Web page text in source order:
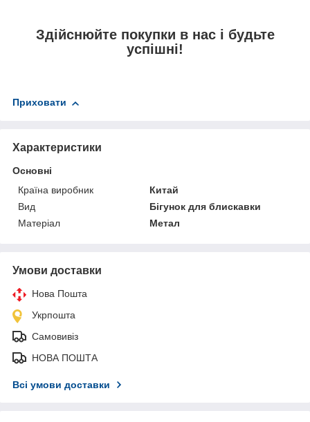
Здійснюйте покупки в нас і будьте
успішні!
Приховати
Характеристики
Основні
Країна виробник
Китай
Вид
Бігунок для блискавки
Матеріал
Метал
Умови доставки
Нова Пошта
Укрпошта
Самовивіз
НОВА ПОШТА
Всі умови доставки